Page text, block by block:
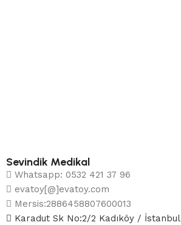
Sevindik Medikal
Whatsapp: 0532 421 37 96
evatoy[@]evatoy.com
Mersis:2886458807600013
Karadut Sk No:2/2 Kadıköy / İstanbul